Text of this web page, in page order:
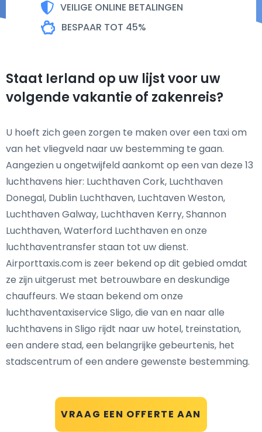
VEILIGE ONLINE BETALINGEN
BESPAAR TOT 45%
VRAAG EEN OFFERTE AAN
Staat Ierland op uw lijst voor uw
volgende vakantie of zakenreis?
U hoeft zich geen zorgen te maken over een taxi om
van het vliegveld naar uw bestemming te gaan.
Aangezien u ongetwijfeld aankomt op een van deze 13
luchthavens hier: Luchthaven Cork, Luchthaven
Donegal, Dublin Luchthaven, Luchtaven Weston,
Luchthaven Galway, Luchthaven Kerry, Shannon
Luchthaven, Waterford Luchthaven en onze
luchthaventransfer staan tot uw dienst.
Airporttaxis.com is zeer bekend op dit gebied omdat
ze zijn uitgerust met betrouwbare en deskundige
chauffeurs. We staan bekend om onze
luchthaventaxiservice Sligo, die van en naar alle
luchthavens in Sligo rijdt naar uw hotel, treinstation,
een andere stad, een belangrijke gebeurtenis, het
stadscentrum of een andere gewenste bestemming.